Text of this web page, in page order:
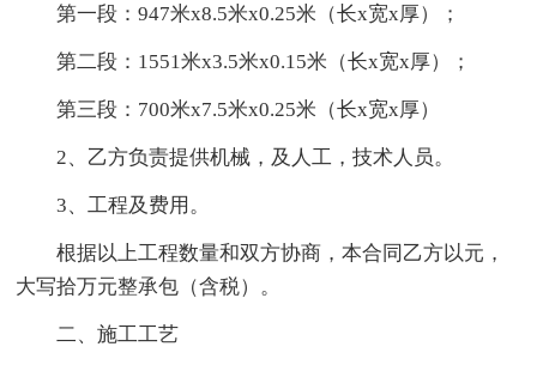
第一段：947米x8.5米x0.25米（长x宽x厚）；
第二段：1551米x3.5米x0.15米（长x宽x厚）；
第三段：700米x7.5米x0.25米（长x宽x厚）
2、乙方负责提供机械，及人工，技术人员。
3、工程及费用。
根据以上工程数量和双方协商，本合同乙方以元，
大写拾万元整承包（含税）。
二、施工工艺